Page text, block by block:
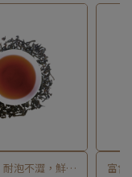
泡不澀，鮮奶
富含